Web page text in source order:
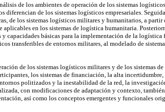
de los ambientes de operación de los sistemas
diferencian de los sistemas logísticos empresariales.
de los sistemas logísticos militares y humanitarios, a partir
en los sistemas de logística humanitaria.
capacidades básicas para la implementación de la
transferibles de entornos militares, al modelado de
de los sistemas logísticos militares y de los sistemas
los sistemas de financiación, la alta incertidumbre,
politizados y la inestabilidad de la red, la
con modificaciones de adaptación y contexto,
así como los conceptos emergentes y funcionales